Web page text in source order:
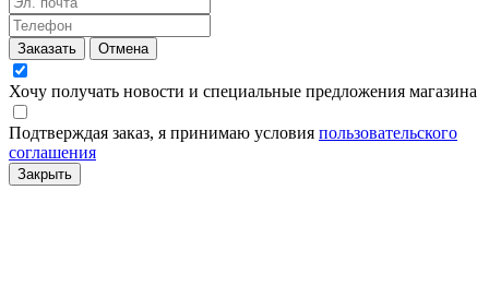
Заказать Отмена
Хочу получать новости и специальные предложения магазина
Подтверждая заказ, я принимаю условия пользовательского
соглашения
Закрыть